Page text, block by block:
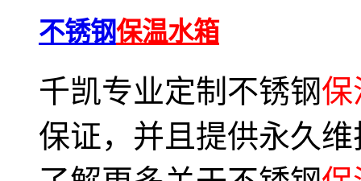
不锈钢保温水箱
千凯专业定制不锈钢保
保证，并且提供永久